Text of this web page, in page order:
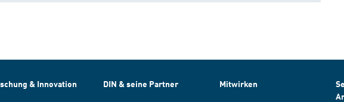
& Innovation DIN & seine Partner Mitwirken